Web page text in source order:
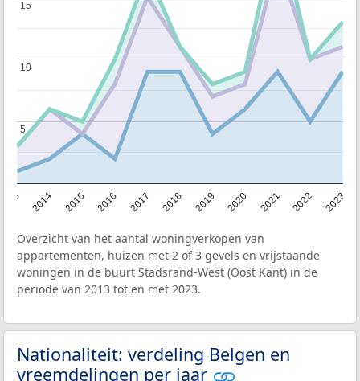
2014 2015 2016 2017 2018 2019 2020 2021 2022 2023
5
5
10
10
15
15
Overzicht van het aantal woningverkopen van
appartementen, huizen met 2 of 3 gevels en vrijstaande
woningen in de buurt Stadsrand-West (Oost Kant) in de
periode van 2013 tot en met 2023.
Nationaliteit: verdeling Belgen en
vreemdelingen per jaar